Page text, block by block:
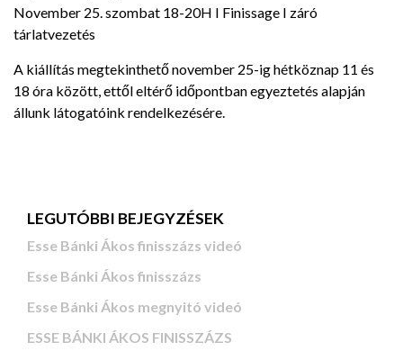
November 25. szombat 18-20H I Finissage I záró
tárlatvezetés
A kiállítás megtekinthető november 25-ig hétköznap 11 és
18 óra között, ettől eltérő időpontban egyeztetés alapján
állunk látogatóink rendelkezésére.
LEGUTÓBBI BEJEGYZÉSEK
Esse Bánki Ákos finisszázs videó
Esse Bánki Ákos finisszázs
Esse Bánki Ákos megnyitó videó
ESSE BÁNKI ÁKOS FINISSZÁZS